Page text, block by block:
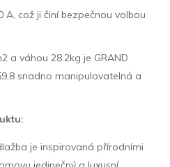
což ji činí bezpečnou volbou
a váhou 28.2kg je GRAND
snadno manipulovatelná a
je inspirovaná přírodními